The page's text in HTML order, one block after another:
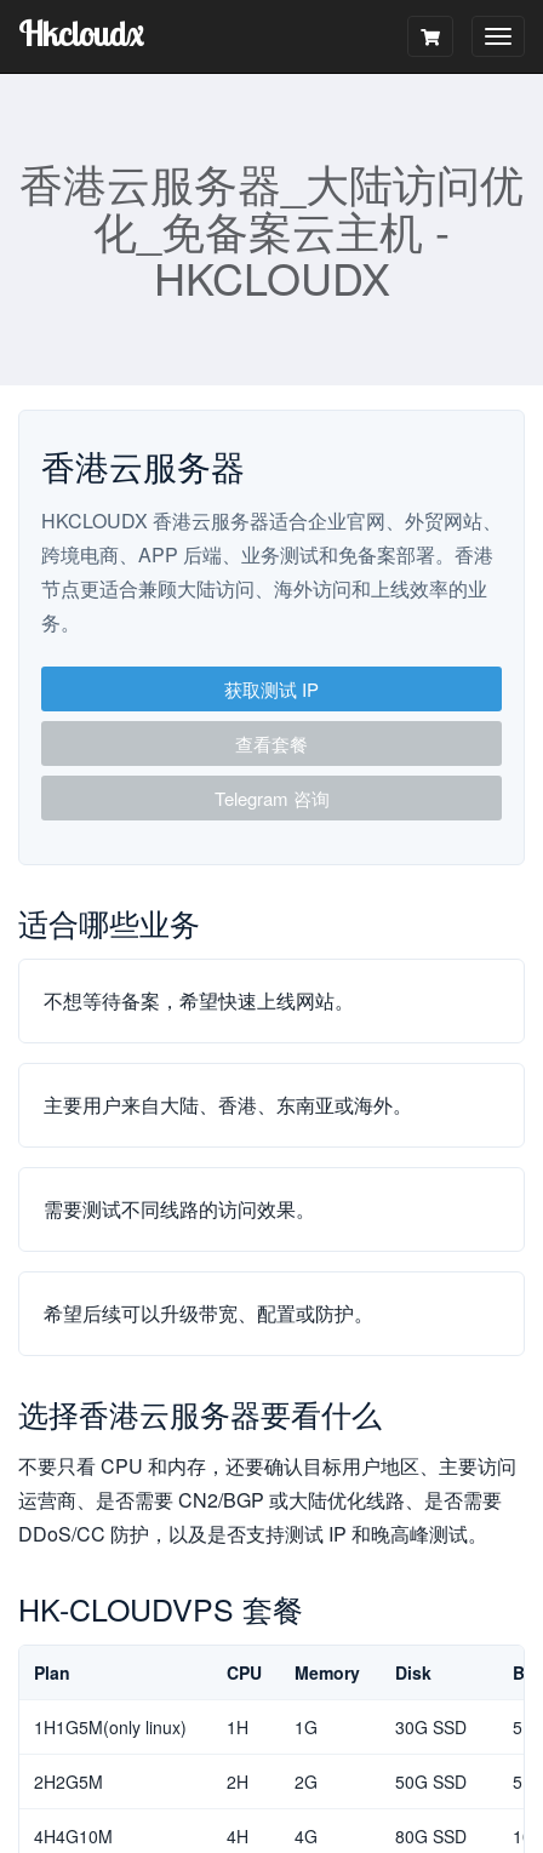
Hkcloudx
香港云服务器_大陆访问优
化_免备案云主机 -
HKCLOUDX
香港云服务器
HKCLOUDX 香港云服务器适合企业官网、外贸网站、
跨境电商、APP 后端、业务测试和免备案部署。香港
节点更适合兼顾大陆访问、海外访问和上线效率的业
务。
获取测试 IP
查看套餐
Telegram 咨询
适合哪些业务
不想等待备案，希望快速上线网站。
主要用户来自大陆、香港、东南亚或海外。
需要测试不同线路的访问效果。
希望后续可以升级带宽、配置或防护。
选择香港云服务器要看什么
不要只看 CPU 和内存，还要确认目标用户地区、主要访问
运营商、是否需要 CN2/BGP 或大陆优化线路、是否需要
DDoS/CC 防护，以及是否支持测试 IP 和晚高峰测试。
HK-CLOUDVPS 套餐
Plan CPU Memory Disk
1H1G5M(only linux) 1H 1G 30G SSD
2H2G5M 2H 2G 50G SSD
4H4G10M 4H 4G 80G SSD